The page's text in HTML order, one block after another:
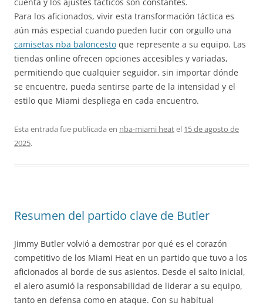
Para los aficionados, vivir esta transformación táctica es
aún más especial cuando pueden lucir con orgullo una
camisetas nba baloncesto que represente a su equipo. Las
tiendas online ofrecen opciones accesibles y variadas,
permitiendo que cualquier seguidor, sin importar dónde
se encuentre, pueda sentirse parte de la intensidad y el
estilo que Miami despliega en cada encuentro.
Esta entrada fue publicada en nba-miami heatel 15 de agosto de
2025.
Resumen del partido clave de Butler
Jimmy Butler volvió a demostrar por qué es el corazón
competitivo de los Miami Heat en un partido que tuvo a los
aficionados al borde de sus asientos. Desde el salto inicial,
el alero asumió la responsabilidad de liderar a su equipo,
tanto en defensa como en ataque. Con su habitual